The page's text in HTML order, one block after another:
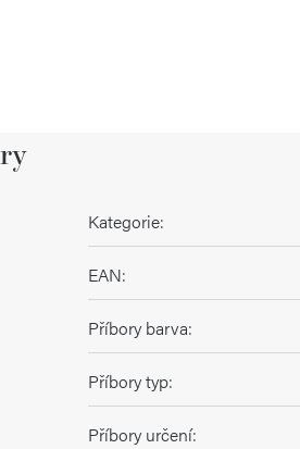
Kategorie:
EAN:
Příbory barva:
Příbory typ:
Příbory určení: